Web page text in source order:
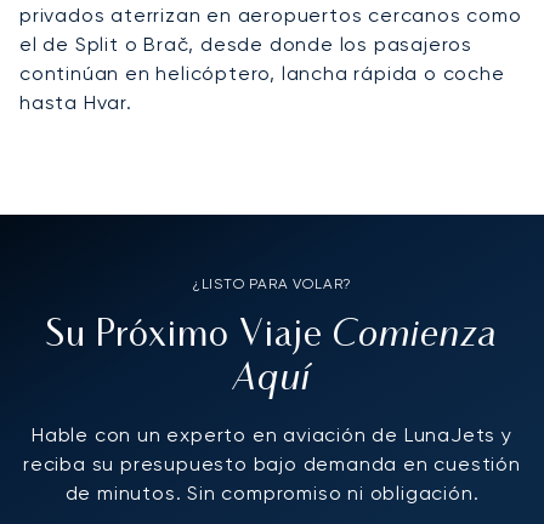
privados aterrizan en aeropuertos cercanos como
el de Split o Brač, desde donde los pasajeros
continúan en helicóptero, lancha rápida o coche
hasta Hvar.
¿LISTO PARA VOLAR?
Su Próximo Viaje Comienza
Aquí
Hable con un experto en aviación de LunaJets y
reciba su presupuesto bajo demanda en cuestión
de minutos. Sin compromiso ni obligación.